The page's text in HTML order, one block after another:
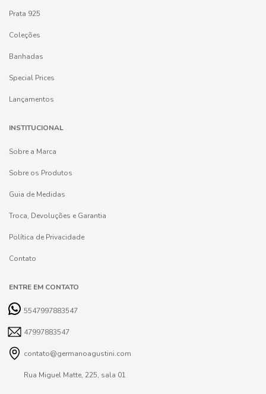
Prata 925
Coleções
Banhadas
Special Prices
Lançamentos
INSTITUCIONAL
Sobre a Marca
Sobre os Produtos
Guia de Medidas
Troca, Devoluções e Garantia
Política de Privacidade
Contato
ENTRE EM CONTATO
5547997883547
47997883547
contato@germanoagustini.com
Rua Miguel Matte, 225, sala 01